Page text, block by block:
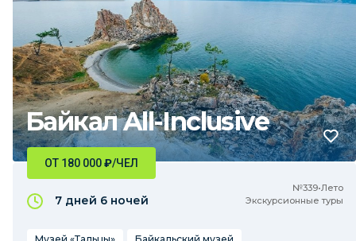
Байкал All-Inclusive
№339•Лето
Экскурсионные туры
ОТ 180 000₽/ЧЕЛ
7 дней 6 ночей